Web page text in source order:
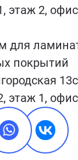
этаж 2,
для
покрытий
этаж 1,